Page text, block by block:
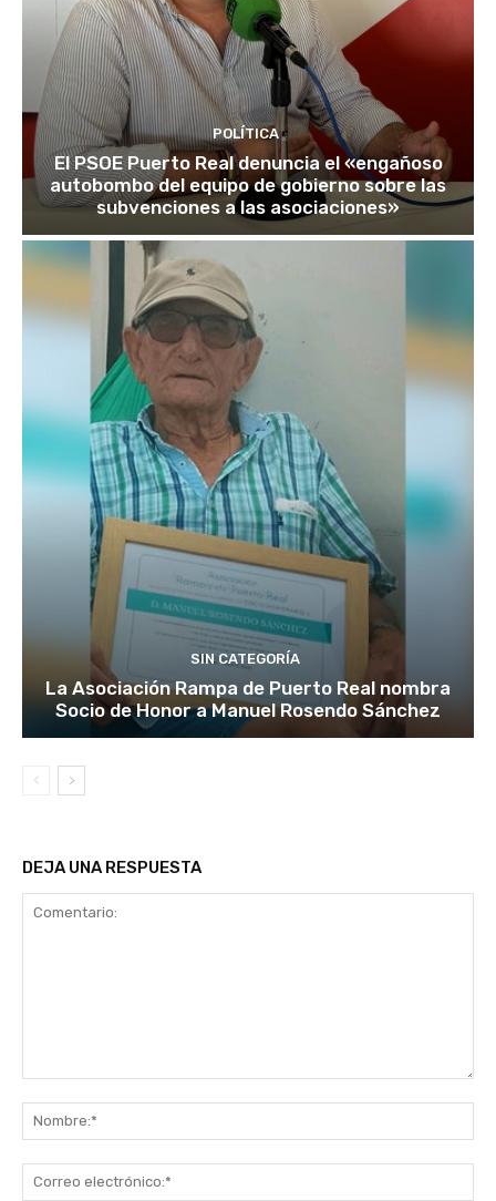
POLÍTICA
El PSOE Puerto Real denuncia el «engañoso
autobombo del equipo de gobierno sobre las
subvenciones a las asociaciones»
SIN CATEGORÍA
La Asociación Rampa de Puerto Real nombra
Socio de Honor a Manuel Rosendo Sánchez
DEJA UNA RESPUESTA